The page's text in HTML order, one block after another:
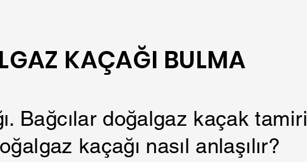
KAÇAĞI BULMA
Bağcılar doğalgaz kaçak tamiri
kaçağı nasıl anlaşılır?